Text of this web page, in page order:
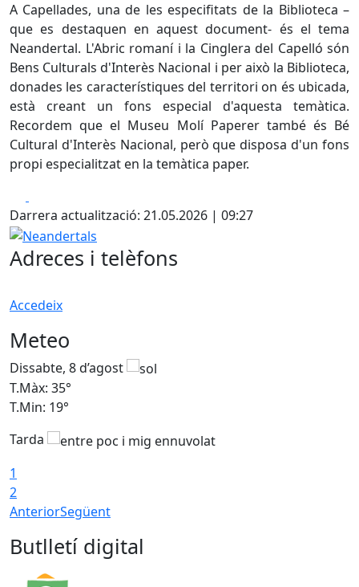
A Capellades, una de les especifitats de la Biblioteca –
que es destaquen en aquest document- és el tema
Neandertal. L'Abric romaní i la Cinglera del Capelló són
Bens Culturals d'Interès Nacional i per això la Biblioteca,
donades les característiques del territori on és ubicada,
està creant un fons especial d'aquesta temàtica.
Recordem que el Museu Molí Paperer també és Bé
Cultural d'Interès Nacional, però que disposa d'un fons
propi especialitzat en la temàtica paper.
Darrera actualització: 21.05.2026 | 09:27
Neandertals
Adreces i telèfons
Accedeix
Meteo
Dissabte, 8 d’agost
T.Màx: 35°
T.Min: 19°
Tarda
1
2
AnteriorSegüent
Butlletí digital